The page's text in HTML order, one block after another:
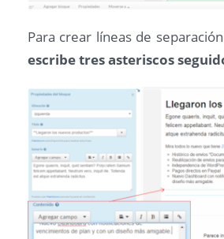
Para crear líneas de
escribe tres asteriscos